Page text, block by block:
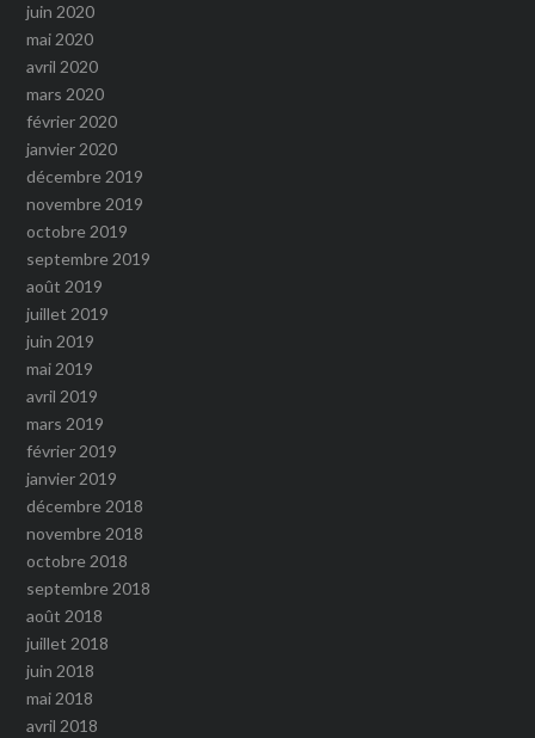
juin 2020
mai 2020
avril 2020
mars 2020
février 2020
janvier 2020
décembre 2019
novembre 2019
octobre 2019
septembre 2019
août 2019
juillet 2019
juin 2019
mai 2019
avril 2019
mars 2019
février 2019
janvier 2019
décembre 2018
novembre 2018
octobre 2018
septembre 2018
août 2018
juillet 2018
juin 2018
mai 2018
avril 2018